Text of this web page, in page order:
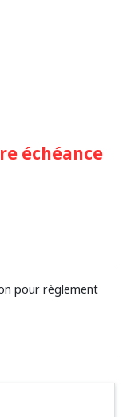
échéance
pour règlement